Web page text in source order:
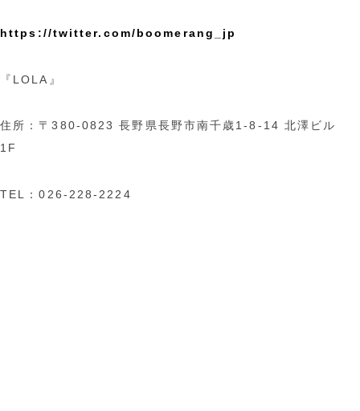
https://twitter.com/boomerang_jp
『LOLA』
住所：〒380-0823 長野県長野市南千歳1-8-14 北澤ビル
1F
TEL：026-228-2224